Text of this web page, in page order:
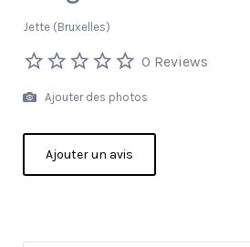
Jette (Bruxelles)
0 Reviews
Ajouter des photos
Ajouter un avis